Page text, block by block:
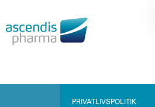
PRIVATLIVSPOLITIK